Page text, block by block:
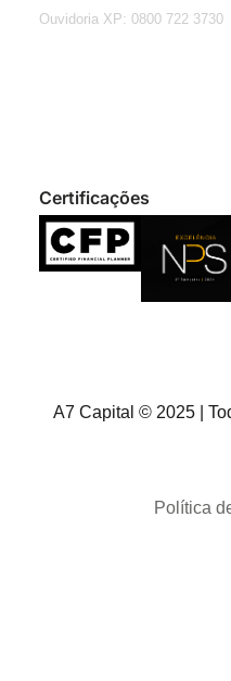
Ouvidoria XP: 0800 722 3730
Certificações
A7 Capital © 2025 |
Política